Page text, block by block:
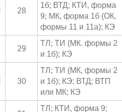
28
1б; ВТД; КТИ, форма
9; МК, форма 1б (ОК,
формы 11 и 11a); КЭ
29
ТЛ; ТИ (МК. формы 2
и 1б); КЭ
30
ТЛ; ТИ (МК, формы 2
и 1б); КЭ; ВТД; ВТП
или МК; КЭ
ТЛ; КТИ, форма 9;